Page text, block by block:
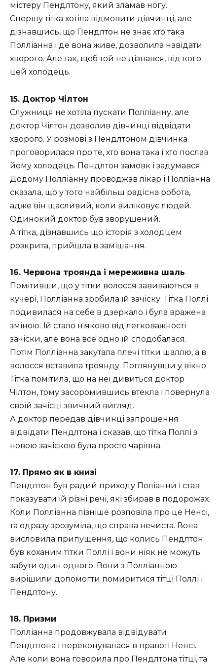
містеру Пендлтону, який зламав ногу.
Спершу тітка хотіла відмовити дівчинці, але
дізнавшись, що Пендлтон не знає хто така
Полліанна і де вона живе, дозволила навідати
хворого. Але так, щоб той не дізнався, від кого
цей холодець.
15. Доктор Чілтон
Служниця не хотіла пускати Полліанну, але
доктор Чілтон дозволив дівчинці відвідати
хворого. У розмові з Пендлтоном дівчинка
проговорилася про те, хто вона така і хто послав
йому холодець. Пендлтон замовк і задумався.
Додому Полліанну проводжав лікар і Полліанна
сказала, що у того найбільш радісна робота,
адже він щасливий, коли виліковує людей.
Одинокий доктор був зворушений.
А тітка, дізнавшись що історія з холодцем
розкрита, прийшла в замішання.
16. Червона троянда і мереживна шаль
Помітивши, що у тітки волосся завиваються в
кучері, Полліанна зробила їй зачіску. Тітка Поллі
подивилася на себе в дзеркало і була вражена
зміною. Їй стало ніяково від легковажності
зачіски, але вона все одно їй сподобалася.
Потім Полліанна закутала плечі тітки шаллю, а в
волосся вставила троянду. Поглянувши у вікно
Тітка помітила, що на неї дивиться доктор
Чілтон, тому засоромившись втекла і повернула
своїй зачісці звичний вигляд.
А доктор передав дівчинці запрошення
відвідати Пендлтона і сказав, що тітка Поллі з
новою зачіскою була просто чарівна.
17. Прямо як в книзі
Пендлтон був радий приходу Поліанни і став
показувати їй різні речі, які збирав в подорожах.
Коли Полліанна пізніше розповіла про це Ненсі,
та одразу зрозуміла, що справа нечиста. Вона
висловила припущення, що колись Пендлтон
був коханим тітки Поллі і вони ніяк не можуть
забути один одного. Вони з Полліанною
вирішили допомогти помиритися тітці Поллі і
Пендлтону.
18. Призми
Полліанна продовжувала відвідувати
Пендлтона і переконувалася в правоті Ненсі.
Але коли вона говорила про Пендлтона тітці, та